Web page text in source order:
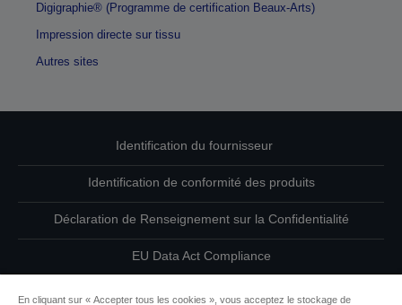
Digigraphie® (Programme de certification Beaux-Arts)
Impression directe sur tissu
Autres sites
Identification du fournisseur
Identification de conformité des produits
Déclaration de Renseignement sur la Confidentialité
EU Data Act Compliance
En cliquant sur « Accepter tous les cookies », vous acceptez le stockage de